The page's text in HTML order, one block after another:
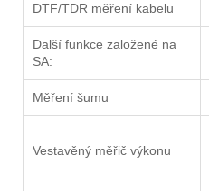
DTF/TDR měření kabelu
Další funkce založené na
SA:
Měření šumu
Vestavěný měřič výkonu